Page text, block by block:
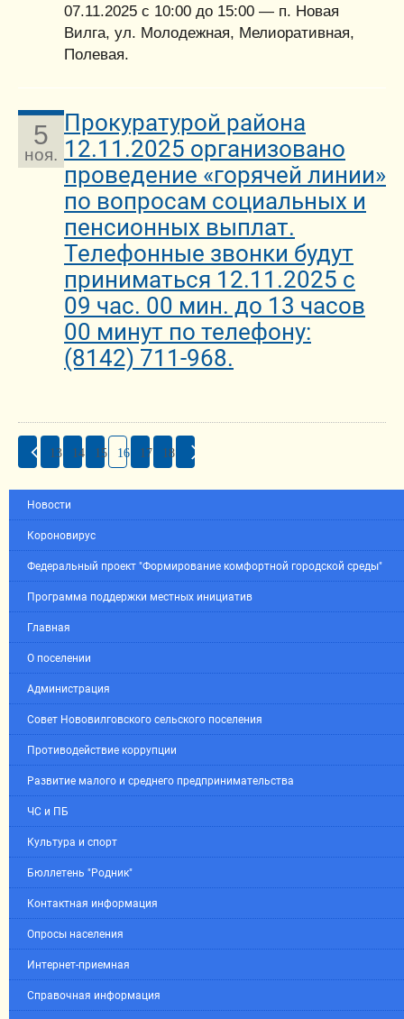
07.11.2025 с 10:00 до 15:00 — п. Новая
Вилга, ул. Молодежная, Мелиоративная,
Полевая.
5
ноя.
Прокуратурой района
12.11.2025 организовано
проведение «горячей линии»
по вопросам социальных и
пенсионных выплат.
Телефонные звонки будут
приниматься 12.11.2025 с
09 час. 00 мин. до 13 часов
00 минут по телефону:
(8142) 711-968.
13 14 15 16 17 18
Новости
Короновирус
Федеральный проект "Формирование комфортной городской среды"
Программа поддержки местных инициатив
Главная
О поселении
Администрация
Совет Нововилговского сельского поселения
Противодействие коррупции
Развитие малого и среднего предпринимательства
ЧС и ПБ
Культура и спорт
Бюллетень "Родник"
Контактная информация
Опросы населения
Интернет-приемная
Справочная информация